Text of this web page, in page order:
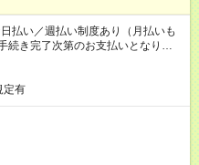
い／週払い制度あり（月払いも
続き完了次第のお支払いとなりま
定有